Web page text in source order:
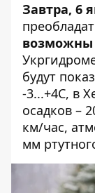
Завтра, 6
возможны
будут
-3...+4С, в
осадков –
км/час,
мм